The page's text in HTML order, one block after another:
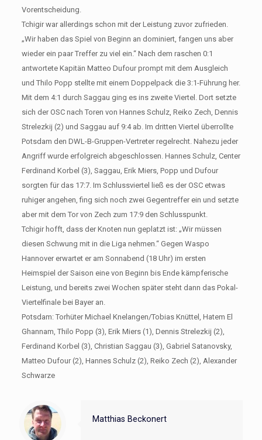
Vorentscheidung.
Tchigir war allerdings schon mit der Leistung zuvor zufrieden.
„Wir haben das Spiel von Beginn an dominiert, fangen uns aber
wieder ein paar Treffer zu viel ein.“ Nach dem raschen 0:1
antwortete Kapitän Matteo Dufour prompt mit dem Ausgleich
und Thilo Popp stellte mit einem Doppelpack die 3:1-Führung her.
Mit dem 4:1 durch Saggau ging es ins zweite Viertel. Dort setzte
sich der OSC nach Toren von Hannes Schulz, Reiko Zech, Dennis
Strelezkij (2) und Saggau auf 9:4 ab. Im dritten Viertel überrollte
Potsdam den DWL-B-Gruppen-Vertreter regelrecht. Nahezu jeder
Angriff wurde erfolgreich abgeschlossen. Hannes Schulz, Center
Ferdinand Korbel (3), Saggau, Erik Miers, Popp und Dufour
sorgten für das 17:7. Im Schlussviertel ließ es der OSC etwas
ruhiger angehen, fing sich noch zwei Gegentreffer ein und setzte
aber mit dem Tor von Zech zum 17:9 den Schlusspunkt.
Tchigir hofft, dass der Knoten nun geplatzt ist: „Wir müssen
diesen Schwung mit in die Liga nehmen.“ Gegen Waspo
Hannover erwartet er am Sonnabend (18 Uhr) im ersten
Heimspiel der Saison eine von Beginn bis Ende kämpferische
Leistung, und bereits zwei Wochen später steht dann das Pokal-
Viertelfinale bei Bayer an.
Potsdam: Torhüter Michael Knelangen/Tobias Knüttel, Hatem El
Ghannam, Thilo Popp (3), Erik Miers (1), Dennis Strelezkij (2),
Ferdinand Korbel (3), Christian Saggau (3), Gabriel Satanovsky,
Matteo Dufour (2), Hannes Schulz (2), Reiko Zech (2), Alexander
Schwarze
Matthias Beckonert